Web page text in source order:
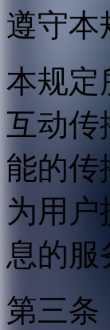
遵守本
本规定
互动传
能的传
为用
息的服
第三条